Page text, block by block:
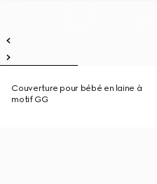
Couverture pour bébé en laine à
motif GG